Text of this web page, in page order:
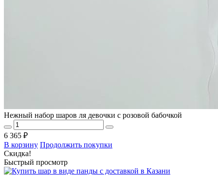
Нежный набор шаров ля девочки с розовой бабочкой
6 365 ₽
В корзину Продолжить покупки
Скидка!
Быстрый просмотр